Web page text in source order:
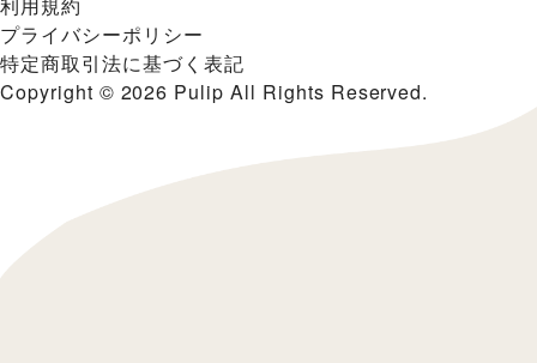
プライバシーポリシー
特定商取引法に基づく表記
Copyright © 2026 Pulip All Rights Reserved.